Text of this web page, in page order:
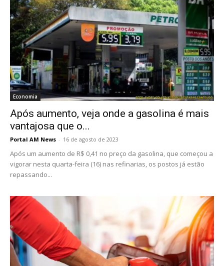
Economia
Após aumento, veja onde a gasolina é mais
vantajosa que o...
Portal AM News - 16 de agosto de 2023
Após um aumento de R$ 0,41 no preço da gasolina, que começou a
vigorar nesta quarta-feira (16) nas refinarias, os postos já estão
repassando...